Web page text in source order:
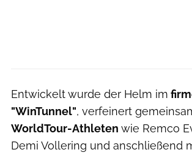
Entwickelt wurde der Helm im
"WinTunnel", verfeinert
WorldTour-Athleten wie Remco
Demi Vollering und anschließend